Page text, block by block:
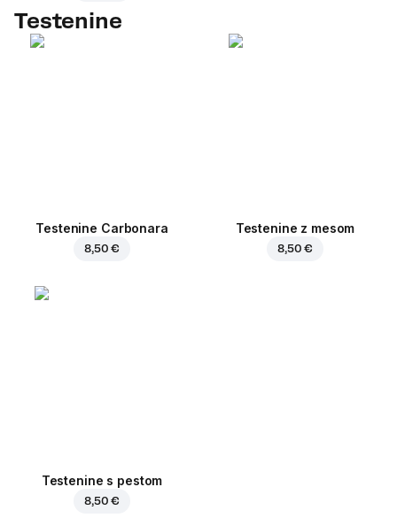
Testenine
Testenine Carbonara
8,50 €
Testenine z mesom
8,50 €
Testenine s pestom
8,50 €